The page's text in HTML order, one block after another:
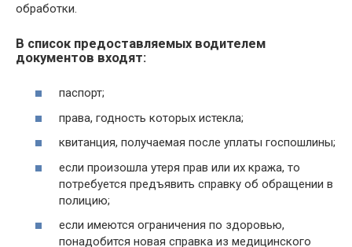
обработки.
В список предоставляемых водителем
документов входят:
паспорт;
права, годность которых истекла;
квитанция, получаемая после уплаты госпошлины;
если произошла утеря прав или их кража, то
потребуется предъявить справку об обращении в
полицию;
если имеются ограничения по здоровью,
понадобится новая справка из медицинского